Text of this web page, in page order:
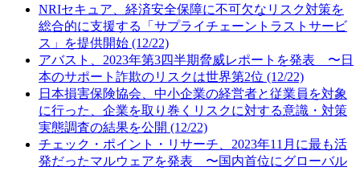
NRIセキュア、経済安全保障に不可欠なリスク対策を
総合的に支援する「サプライチェーントラストサービ
ス」を提供開始 (12/22)
アバスト、2023年第3四半期脅威レポートを発表 〜日
本のサポート詐欺のリスクは世界第2位 (12/22)
日本損害保険協会、中小企業の経営者と従業員を対象
に行った、企業を取り巻くリスクに対する意識・対策
実態調査の結果を公開 (12/22)
チェック・ポイント・リサーチ、2023年11月に最も活
発だったマルウェアを発表 〜国内首位にグローバル